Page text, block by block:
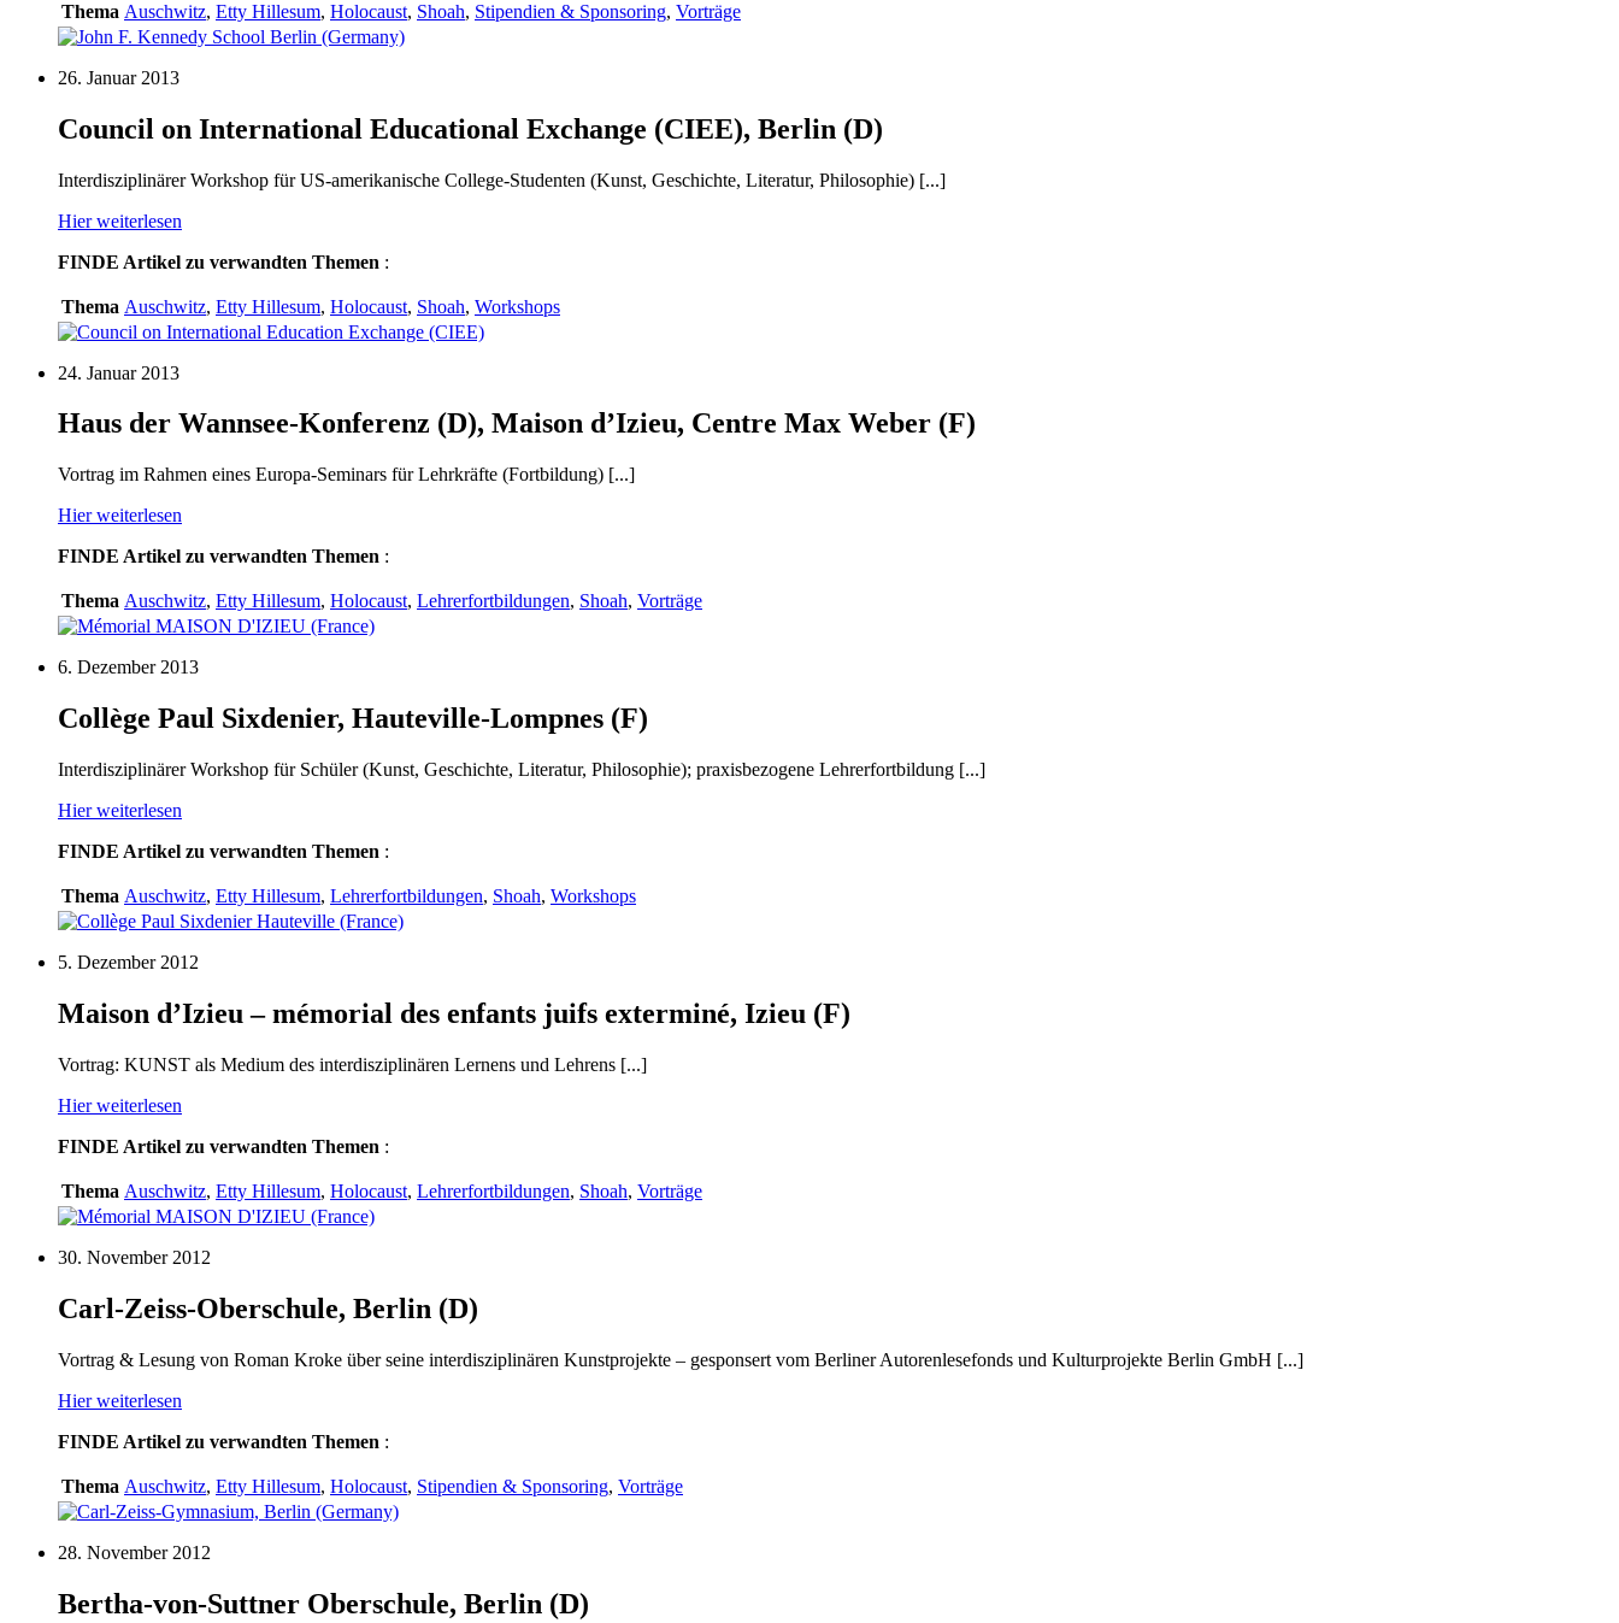
Thema Auschwitz, Etty Hillesum, Holocaust, Shoah, Stipendien & Sponsoring, Vorträge
26. Januar 2013
Council on International Educational Exchange (CIEE), Berlin (D)
Interdisziplinärer Workshop für US-amerikanische College-Studenten (Kunst, Geschichte, Literatur, Philosophie) [...]
Hier weiterlesen
FINDE Artikel zu verwandten Themen :
Thema Auschwitz, Etty Hillesum, Holocaust, Shoah, Workshops
24. Januar 2013
Haus der Wannsee-Konferenz (D), Maison d’Izieu, Centre Max Weber (F)
Vortrag im Rahmen eines Europa-Seminars für Lehrkräfte (Fortbildung) [...]
Hier weiterlesen
FINDE Artikel zu verwandten Themen :
Thema Auschwitz, Etty Hillesum, Holocaust, Lehrerfortbildungen, Shoah, Vorträge
6. Dezember 2013
Collège Paul Sixdenier, Hauteville-Lompnes (F)
Interdisziplinärer Workshop für Schüler (Kunst, Geschichte, Literatur, Philosophie); praxisbezogene Lehrerfortbildung [...]
Hier weiterlesen
FINDE Artikel zu verwandten Themen :
Thema Auschwitz, Etty Hillesum, Lehrerfortbildungen, Shoah, Workshops
5. Dezember 2012
Maison d’Izieu – mémorial des enfants juifs exterminé, Izieu (F)
Vortrag: KUNST als Medium des interdisziplinären Lernens und Lehrens [...]
Hier weiterlesen
FINDE Artikel zu verwandten Themen :
Thema Auschwitz, Etty Hillesum, Holocaust, Lehrerfortbildungen, Shoah, Vorträge
30. November 2012
Carl-Zeiss-Oberschule, Berlin (D)
Vortrag & Lesung von Roman Kroke über seine interdisziplinären Kunstprojekte – gesponsert vom Berliner Autorenlesefonds und Kulturprojekte Berlin GmbH [...]
Hier weiterlesen
FINDE Artikel zu verwandten Themen :
Thema Auschwitz, Etty Hillesum, Holocaust, Stipendien & Sponsoring, Vorträge
28. November 2012
Bertha-von-Suttner Oberschule, Berlin (D)